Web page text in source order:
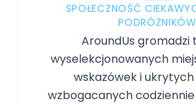
SPOŁECZNOŚĆ
PODRÓŻNIKÓW
AroundUs gromadzi
wyselekcjonowanych
wskazówek i ukrytych
wzbogacanych